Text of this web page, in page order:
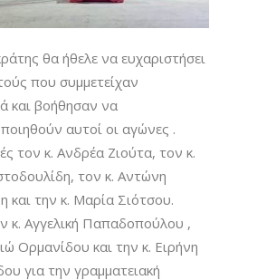
θα ήθελε να ευχαριστήσει
που συμμετείχαν
και βοήθησαν να
αυτοί οι αγώνες .
τoν κ. Ανδρέα Ζιούτα, τoν κ.
τoν κ. Αντώνη
και την κ. Μαρία Σιότσου.
κ. Αγγελική Παπαδοπούλου ,
Ορμανίδου και την κ. Ειρήνη
για την γραμματειακή